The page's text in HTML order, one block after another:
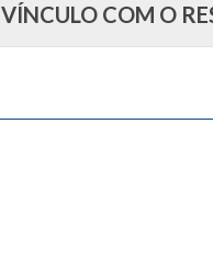
VÍNCULO COM O